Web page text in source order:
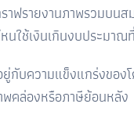
ฟรายงานภาพรวมบน
นใช้เงินเกินงบประมาณ
กับความแข็งแกร่งขอ
คล่องหรือภาษีย้อนหลัง